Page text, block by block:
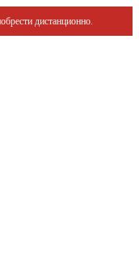
дистанционно.